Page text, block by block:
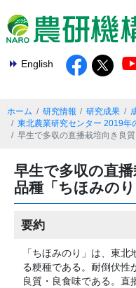
English
ホーム 研究情報 研究成果
東北農業研究センター 2019年
早生で多収の直播栽培向き良
早生で多収の直
品種「ちほみのり
要約
「ちほみのり」は、東
る粳種である。耐倒伏性
良質・良食味である。直